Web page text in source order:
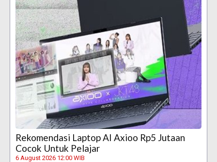
Rekomendasi Laptop AI Axioo Rp5 Jutaan
Cocok Untuk Pelajar
6 August 2026 12:00 WIB